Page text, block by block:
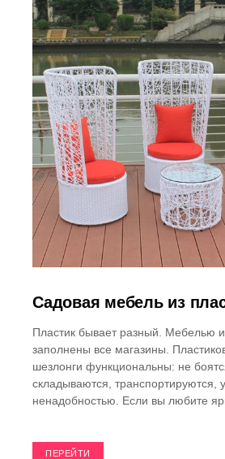
Садовая мебель из
Пластик бывает разный. Мебелью
заполнены все магазины.
шезлонги функциональны: не
складываются, транспортируются,
ненадобностью. Если вы любите
ПЕРЕЙТИ